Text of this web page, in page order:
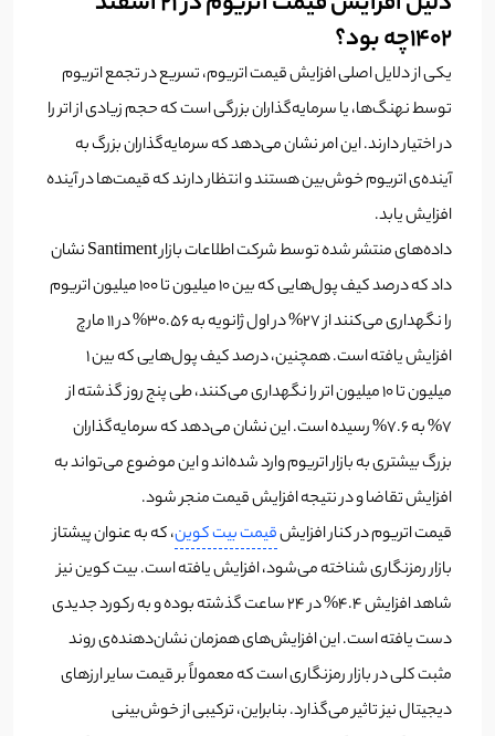
۱۴۰۲چه بود؟
یکی از دلایل اصلی افزایش قیمت اتریوم، تسریع در تجمع اتریوم
توسط نهنگ‌ها، یا سرمایه‌گذاران بزرگی است که حجم زیادی از اتر را
در اختیار دارند. این امر نشان می‌دهد که سرمایه‌گذاران بزرگ به
آینده‌ی اتریوم خوش‌بین هستند و انتظار دارند که قیمت‌ها در آینده
افزایش یابد.
داده‌های منتشر شده توسط شرکت اطلاعات بازار Santiment نشان
داد که درصد کیف پول‌هایی که بین ۱۰ میلیون تا 100 میلیون اتریوم
را نگهداری می‌کنند از 27% در اول ژانویه به 30.56% در ۱۱ مارچ
افزایش یافته است. همچنین، درصد کیف پول‌هایی که بین 1
میلیون تا 10 میلیون اتر را نگهداری می‌کنند، طی پنج روز گذشته از
7% به 7.6% رسیده است. این نشان می‌دهد که سرمایه‌گذاران
بزرگ بیشتری به بازار اتریوم وارد شده‌اند و این موضوع می‌تواند به
افزایش تقاضا و در نتیجه افزایش قیمت منجر شود.
قیمت اتریوم در کنار افزایشقیمت بیت کوین، که به عنوان پیشتاز
بازار رمزنگاری شناخته می‌شود، افزایش یافته است. بیت کوین نیز
شاهد افزایش 4.4% در 24 ساعت گذشته بوده و به رکورد جدیدی
دست یافته است. این افزایش‌های همزمان نشان‌دهنده‌ی روند
مثبت کلی در بازار رمزنگاری است که معمولاً بر قیمت سایر ارزهای
دیجیتال نیز تاثیر می‌گذارد. بنابراین، ترکیبی از خوش‌بینی